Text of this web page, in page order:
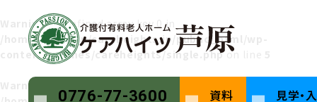
0776-77-3600 資料 見学・
Warning: Undefined array key 0 in
/home/keihatsu/careheights.jp/public_html/wp-
content/themes/careheights/single.phpon line
Warning